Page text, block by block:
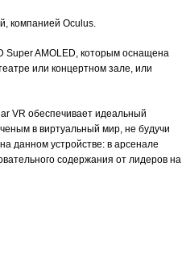
компанией Oculus.
Super AMOLED, которым оснащена
или концертном зале, или
VR обеспечивает идеальный
в виртуальный мир, не будучи
данном устройстве: в арсенале
содержания от лидеров на